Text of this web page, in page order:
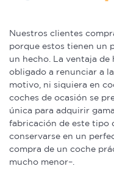
Nuestros clientes
porque estos tienen un
un hecho. La ventaja de
obligado a renunciar a
motivo, ni siquiera en
coches de ocasión se
única para adquirir
fabricación de este tipo
conservarse en un
compra de un coche
mucho menor–.